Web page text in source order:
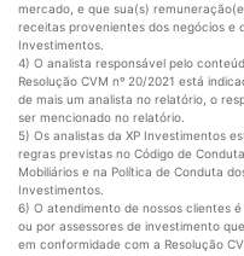
mercado, e que sua(s)
receitas provenientes dos negócios e
Investimentos.
4) O analista responsável pelo
Resolução CVM nº 20/2021 está
de mais um analista no relatório, o
ser mencionado no relatório.
5) Os analistas da XP Investimentos
regras previstas no Código de
Mobiliários e na Política de Conduta
Investimentos.
6) O atendimento de nossos clientes
ou por assessores de investimento
em conformidade com a Resolução